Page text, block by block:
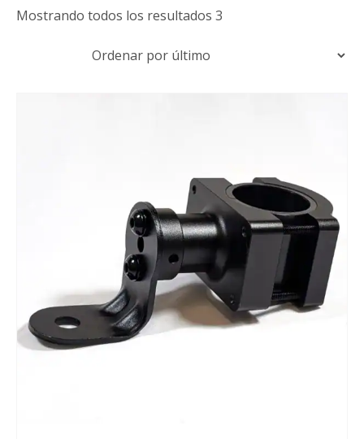
Mostrando todos los resultados 3